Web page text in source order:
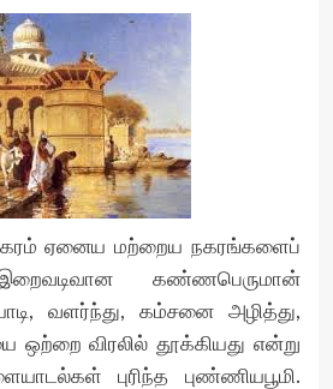
ஏனைய மற்றைய நகரங்களைப்
கண்ணபெருமான்
வளர்ந்து, கம்சனை அழித்து,
விரலில் தூக்கியது என்று
புரிந்த புண்ணியபூமி.